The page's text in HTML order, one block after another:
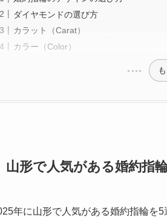
ダイヤモンドの選び方
カラット（Carat）
カラー（Color）
山形で人気がある婚約指
年に山形で人気がある婚約指輪を5